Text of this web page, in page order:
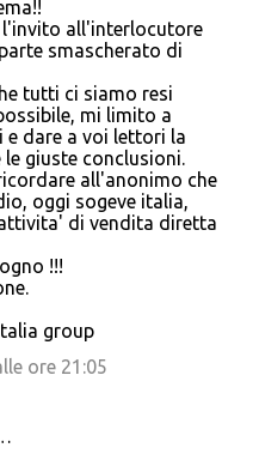
all'interlocutore
smascherato di
tutti ci siamo resi
mi limito a
e dare a voi lettori la
giuste conclusioni.
all'anonimo che
oggi sogeve italia,
di vendita diretta
!!!
group
ore 21:05